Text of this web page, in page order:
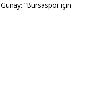
“Bursaspor için